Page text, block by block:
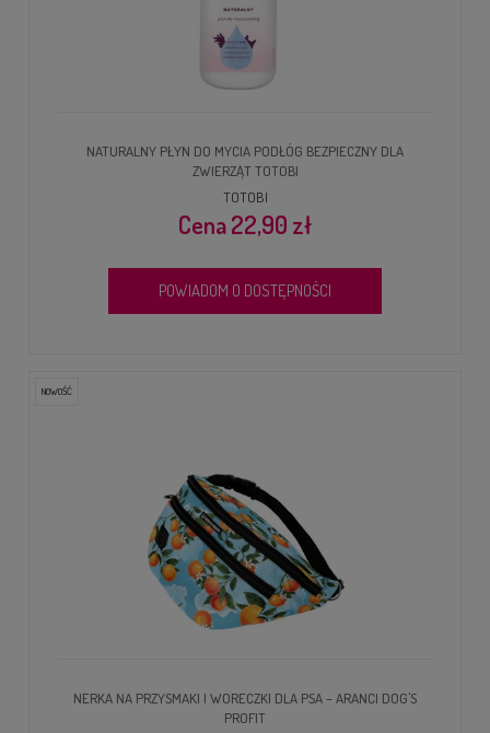
NATURALNY PŁYN DO MYCIA PODŁÓG BEZPIECZNY DLA
ZWIERZĄT TOTOBI
TOTOBI
22,90 zł
POWIADOM O DOSTĘPNOŚCI
NERKA NA PRZYSMAKI I WORECZKI DLA PSA – ARANCI DOG'S
PROFIT
NOWOŚĆ